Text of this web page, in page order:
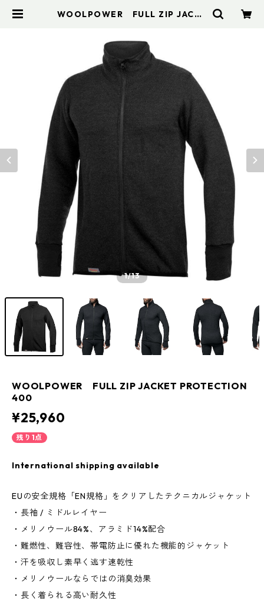
WOOLPOWER FULL ZIP JACKE
1/13
WOOLPOWER FULL ZIP JACKET PROTECTION
400
¥25,960
残り1点
International shipping available
EUの安全規格「EN規格」をクリアしたテクニカルジャケット
・長袖 / ミドルレイヤー
・メリノウール84%、アラミド14%配合
・難燃性、難容性、帯電防止に優れた機能的ジャケット
・汗を吸収し素早く逃す速乾性
・メリノウールならではの消臭効果
・長く着られる高い耐久性